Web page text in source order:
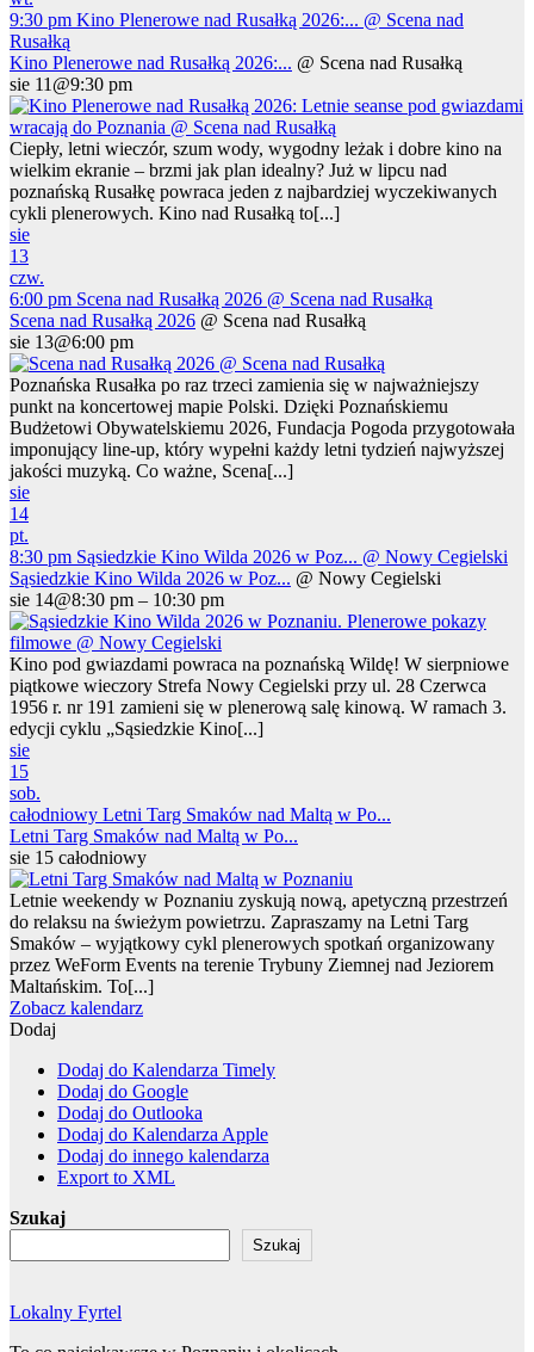
9:30 pm Kino Plenerowe nad Rusałką 2026:... @ Scena nad
Rusałką
Kino Plenerowe nad Rusałką 2026:... @ Scena nad Rusałką
sie 11@9:30 pm
Ciepły, letni wieczór, szum wody, wygodny leżak i dobre kino na
wielkim ekranie – brzmi jak plan idealny? Już w lipcu nad
poznańską Rusałkę powraca jeden z najbardziej wyczekiwanych
cykli plenerowych. Kino nad Rusałką to[...]
sie
13
czw.
6:00 pm Scena nad Rusałką 2026 @ Scena nad Rusałką
Scena nad Rusałką 2026 @ Scena nad Rusałką
sie 13@6:00 pm
Poznańska Rusałka po raz trzeci zamienia się w najważniejszy
punkt na koncertowej mapie Polski. Dzięki Poznańskiemu
Budżetowi Obywatelskiemu 2026, Fundacja Pogoda przygotowała
imponujący line-up, który wypełni każdy letni tydzień najwyższej
jakości muzyką. Co ważne, Scena[...]
sie
14
pt.
8:30 pm Sąsiedzkie Kino Wilda 2026 w Poz... @ Nowy Cegielski
Sąsiedzkie Kino Wilda 2026 w Poz... @ Nowy Cegielski
sie 14@8:30 pm – 10:30 pm
Kino pod gwiazdami powraca na poznańską Wildę! W sierpniowe
piątkowe wieczory Strefa Nowy Cegielski przy ul. 28 Czerwca
1956 r. nr 191 zamieni się w plenerową salę kinową. W ramach 3.
edycji cyklu „Sąsiedzkie Kino[...]
sie
15
sob.
całodniowy Letni Targ Smaków nad Maltą w Po...
Letni Targ Smaków nad Maltą w Po...
sie 15 całodniowy
Letnie weekendy w Poznaniu zyskują nową, apetyczną przestrzeń
do relaksu na świeżym powietrzu. Zapraszamy na Letni Targ
Smaków – wyjątkowy cykl plenerowych spotkań organizowany
przez WeForm Events na terenie Trybuny Ziemnej nad Jeziorem
Maltańskim. To[...]
Zobacz kalendarz
Dodaj
Dodaj do Kalendarza Timely
Dodaj do Google
Dodaj do Outlooka
Dodaj do Kalendarza Apple
Dodaj do innego kalendarza
Export to XML
Szukaj
Szukaj
Lokalny Fyrtel